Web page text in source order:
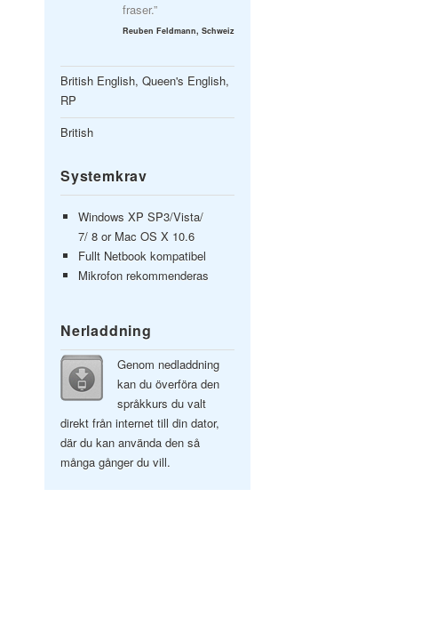
fraser.”
Reuben Feldmann, Schweiz
British English, Queen's English,
RP
British
Systemkrav
Windows XP SP3/Vista/
7/ 8 or Mac OS X 10.6
Fullt Netbook kompatibel
Mikrofon rekommenderas
Nerladdning
Genom nedladdning
kan du överföra den
språkkurs du valt
direkt från internet till din dator,
där du kan använda den så
många gånger du vill.